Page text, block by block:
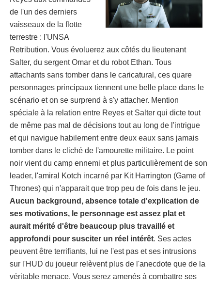
de l'un des derniers
vaisseaux de la flotte
terrestre : l'UNSA
Retribution. Vous évoluerez aux côtés du lieutenant
Salter, du sergent Omar et du robot Ethan. Tous
attachants sans tomber dans le caricatural, ces quare
personnages principaux tiennent une belle place dans le
scénario et on se surprend à s'y attacher. Mention
spéciale à la relation entre Reyes et Salter qui dicte tout
de même pas mal de décisions tout au long de l'intrigue
et qui navigue habilement entre deux eaux sans jamais
tomber dans le cliché de l'amourette militaire. Le point
noir vient du camp ennemi et plus particulièrement de son
leader, l'amiral Kotch incarné par Kit Harrington (Game of
Thrones) qui n'apparait que trop peu de fois dans le jeu.
Aucun background, absence totale d'explication de
ses motivations, le personnage est assez plat et
aurait mérité d'être beaucoup plus travaillé et
approfondi pour susciter un réel intérêt. Ses actes
peuvent être terrifiants, lui ne l'est pas et ses intrusions
sur l'HUD du joueur relèvent plus de l'anecdote que de la
véritable menace. Vous serez amenés à combattre ses